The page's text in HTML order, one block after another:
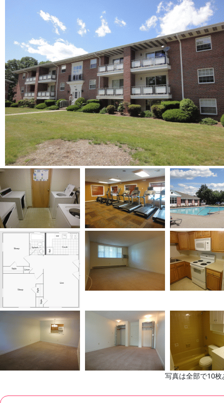
写真は全部で10